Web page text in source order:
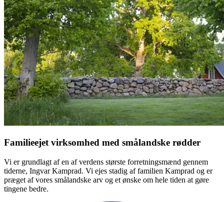
Familieejet virksomhed med smålandske rødder
Vi er grundlagt af en af verdens største forretningsmænd gennem
tiderne, Ingvar Kamprad. Vi ejes stadig af familien Kamprad og er
præget af vores smålandske arv og et ønske om hele tiden at gøre
tingene bedre.